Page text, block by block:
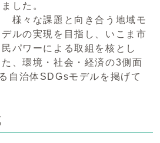
ました。
様々な課題と向き合う地域モ
デルの実現を目指し、いこま市
民パワーによる取組を核とし
た、環境・社会・経済の3側面
自治体SDGsモデルを掲げて